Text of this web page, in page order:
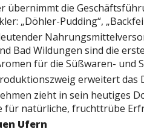
übernimmt die
„Döhler-Pudding“,
Bad Wildungen sind die
für die Süßwaren- und
erweitert
zieht in sein heutiges
für natürliche, fruchttrübe
Ufern